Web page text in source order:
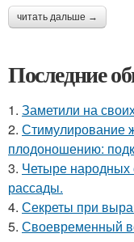
читать дальше →
Последние
1. Заметили на
2. Стимулирование
плодоношению:
3. Четыре народных
рассады.
4. Секреты при
5. Своевременный